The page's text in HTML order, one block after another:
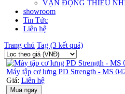
VẬN ĐỘNG THIẾU
showroom
Tin Tức
Liên hệ
Trang chủ Tag (3 kết quả)
Máy tập cơ lưng PD Strength - MS
Giá: Liên hệ
Mua ngay